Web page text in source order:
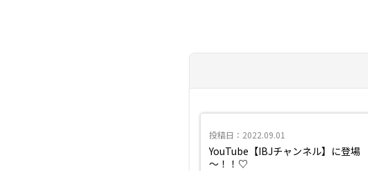
投稿日：2022.09.01
YouTube【IBJチャンネル】に登場
～！！♡